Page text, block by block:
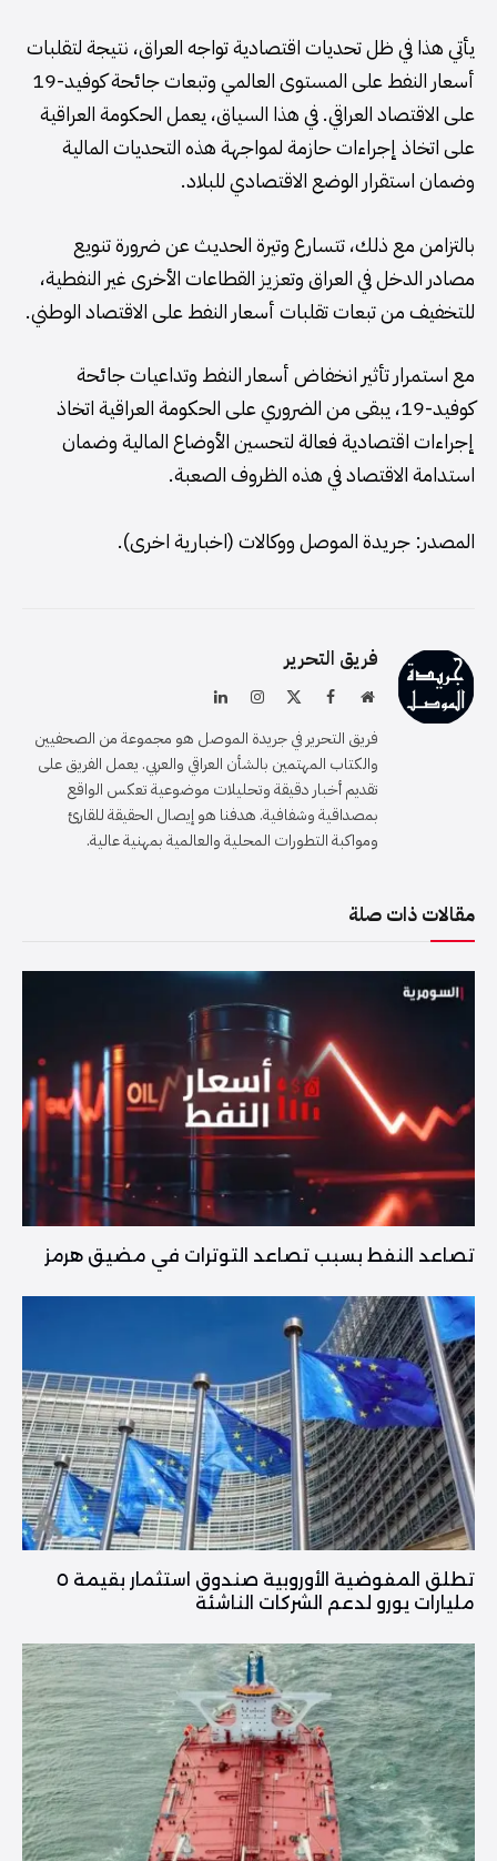
يأتي هذا في ظل تحديات اقتصادية تواجه العراق، نتيجة لتقلبات
أسعار النفط على المستوى العالمي وتبعات جائحة كوفيد-19
على الاقتصاد العراقي. في هذا السياق، يعمل الحكومة العراقية
على اتخاذ إجراءات حازمة لمواجهة هذه التحديات المالية
وضمان استقرار الوضع الاقتصادي للبلاد.
بالتزامن مع ذلك، تتسارع وتيرة الحديث عن ضرورة تنويع
مصادر الدخل في العراق وتعزيز القطاعات الأخرى غير النفطية،
للتخفيف من تبعات تقلبات أسعار النفط على الاقتصاد الوطني.
مع استمرار تأثير انخفاض أسعار النفط وتداعيات جائحة
كوفيد-19، يبقى من الضروري على الحكومة العراقية اتخاذ
إجراءات اقتصادية فعالة لتحسين الأوضاع المالية وضمان
استدامة الاقتصاد في هذه الظروف الصعبة.
المصدر: جريدة الموصل ووكالات (اخبارية اخرى).
فريق التحرير
موقعفيسبوك الانستغرام
لينكدإن
فريق التحرير في جريدة الموصل هو مجموعة من الصحفيين
والكتاب المهتمين بالشأن العراقي والعربي. يعمل الفريق على
تقديم أخبار دقيقة وتحليلات موضوعية تعكس الواقع
بمصداقية وشفافية. هدفنا هو إيصال الحقيقة للقارئ
ومواكبة التطورات المحلية والعالمية بمهنية عالية.
مقالات ذات صلة
تصاعد النفط بسبب تصاعد التوترات في مضيق هرمز
تطلق المفوضية الأوروبية صندوق استثمار بقيمة ٥
مليارات يورو لدعم الشركات الناشئة